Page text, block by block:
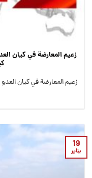
زعيم المعارضة في كيان
زعيم المعارضة في كيان العدو
19
يناير